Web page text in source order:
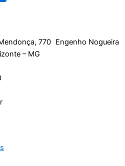
770 Engenho Nogueira
– MG